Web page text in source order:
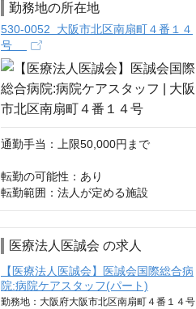
勤務地の所在地
530-0052 大阪市北区南扇町４番１４
号
通勤手当：上限50,000円まで
転勤の可能性：あり
転勤範囲：法人が定める施設
医療法人医誠会 の求人
【医療法人医誠会】医誠会国際総合病
院:病院ケアスタッフ(パート)
勤務地：大阪府大阪市北区南扇町４番１４号